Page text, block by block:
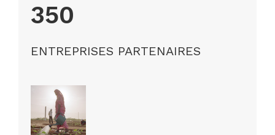
350
ENTREPRISES PARTENAIRES